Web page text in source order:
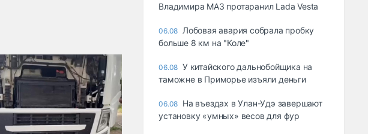
Владимира МАЗ протаранил Lada Vesta
06.08 Лобовая авария собрала пробку
больше 8 км на "Коле"
06.08 У китайского дальнобойщика на
таможне в Приморье изъяли деньги
06.08 Ha въeздax в Улaн-Удэ зaвepшaют
ycтaнoвкy «yмныx» вecoв для фyp